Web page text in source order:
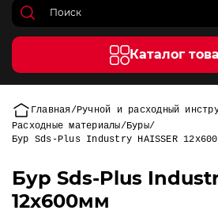
Каталог
Главная
Ручной и расходный
Расходные материалы
Буры
Бур Sds-Plus Industry HAISSER
Бур Sds-Plus
12х600мм